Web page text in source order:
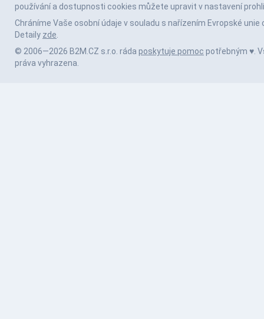
používání a dostupnosti cookies můžete upravit v nastavení
Chráníme Vaše osobní údaje v souladu s nařízením Evropské unie
Detaily zde
© 2006—2026 B2M.CZ s.r.o. ráda poskytuje pomoc potřebným ♥️.
práva vyhrazena.